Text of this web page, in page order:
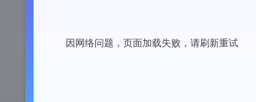
因网络问题，页面加载失败，请刷新重试